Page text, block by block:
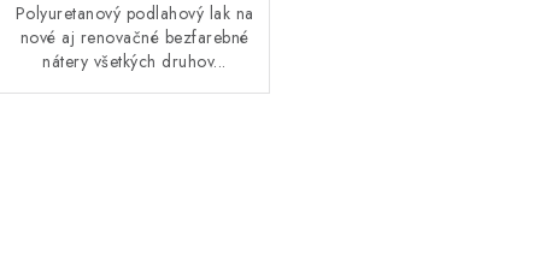
Polyuretanový podlahový lak na
nové aj renovačné bezfarebné
nátery všetkých druhov...